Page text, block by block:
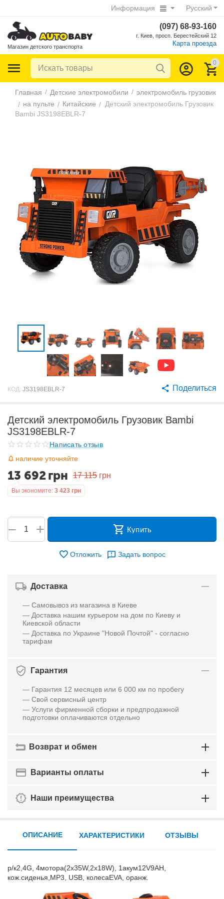
Русский
Информация
Магазин детского транспорта
(097) 68-93-160
г. Киев, просп. Берестейский 12
Карта проезда
0
Главная / Детские электромобили / электромобиль грузовик
/ на пульте / Китайские / Детский электромобиль Грузовик
Bambi JS3198EBLR-7
КОД: JS3198EBLR-7 Поделиться
Детский электромобиль Грузовик Bambi
JS3198EBLR-7
Написать отзыв
наличие уточняйте
17 115 грн
13 692грн
Вы экономите: 3 423 грн
+
− Купить
Отложить Задать вопрос
Доставка
— Самовывоз из магазина в Киеве
— Доставка нашим курьером на дом по Киеву и
Киевской области
— Доставка по Украине "Новой Почтой" - согласно
тарифам
Гарантия
— Гарантия 12 месяцев или 6 000 км по пробегу
— Свой сервисный центр
— Услуги фирменной сборки и предпродажной
подготовки оплачиваются отдельно
Возврат и обмен
Варианты оплаты
Наши преимущества
ОПИСАНИЕ
р/к2,4G, 4мотора(2х35W,2х18W), 1акум12V9AH,
кож.сиденья,MP3, USB, колесаEVA, оранж.
ХАРАКТЕРИСТИКИ ОТЗЫВЫ